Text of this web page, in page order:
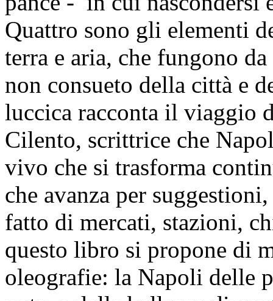
Quattro sono gli elementi
terra e aria, che fungono
non consueto della città e
luccica racconta il viaggio
Cilento, scrittrice che
vivo che si trasforma
che avanza per
fatto di mercati, stazioni,
questo libro si propone di
oleografie: la Napoli delle